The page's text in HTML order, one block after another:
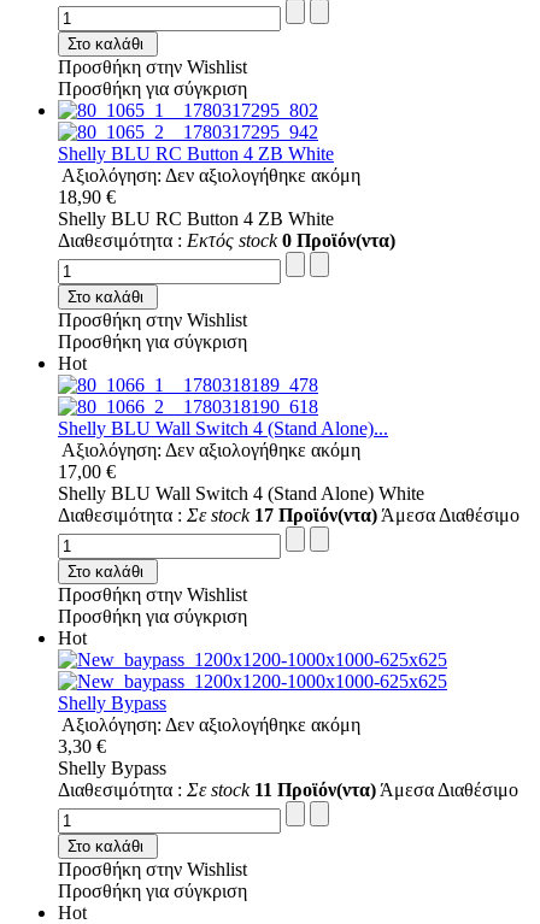
Στο καλάθι
Προσθήκη στην Wishlist
Προσθήκη για σύγκριση
Shelly BLU RC Button 4 ZB White
Αξιολόγηση: Δεν αξιολογήθηκε ακόμη
18,90 €
Shelly BLU RC Button 4 ZB White
Διαθεσιμότητα : Εκτός stock 0 Προϊόν(ντα)
Στο καλάθι
Προσθήκη στην Wishlist
Προσθήκη για σύγκριση
Hot
Shelly BLU Wall Switch 4 (Stand Alone)...
Αξιολόγηση: Δεν αξιολογήθηκε ακόμη
17,00 €
Shelly BLU Wall Switch 4 (Stand Alone) White
Διαθεσιμότητα : Σε stock 17 Προϊόν(ντα) Άμεσα Διαθέσιμο
Στο καλάθι
Προσθήκη στην Wishlist
Προσθήκη για σύγκριση
Hot
Shelly Bypass
Αξιολόγηση: Δεν αξιολογήθηκε ακόμη
3,30 €
Shelly Bypass
Διαθεσιμότητα : Σε stock 11 Προϊόν(ντα) Άμεσα Διαθέσιμο
Στο καλάθι
Προσθήκη στην Wishlist
Προσθήκη για σύγκριση
Hot